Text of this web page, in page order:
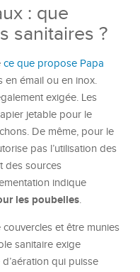
: que
sanitaires ?
ce que propose Papa
en émail ou en inox.
exigée. Les
jetable pour le
De même, pour le
pas l’utilisation des
des sources
indique
les poubelles.
et être munies
sanitaire exige
d’aération qui puisse